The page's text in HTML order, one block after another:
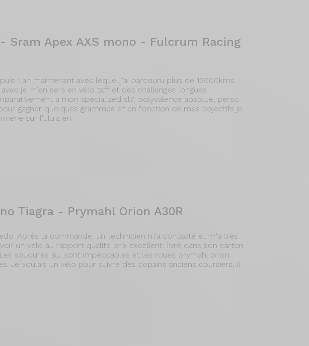
Sram Apex AXS mono - Fulcrum Racing
1 an maintenant avec lequel j'ai parcouru plus de 15000kms,
je m'en sers en vélo taff et des challenges longues
à mon specialized sl7, polyvalence absolue, perso
gagner quelques grammes et en fonction de mes objectifs je
sur l'ultra en
Tiagra - Prymahl Orion A30R
Après la commande, un technicien m'a contacté et m'a très
un vélo au rapport qualité prix excellent. livré dans son carton
soudures alu sont impeccables et les roues prymahl orion
Je voulais un vélo pour suivre des copains anciens coursiers, il